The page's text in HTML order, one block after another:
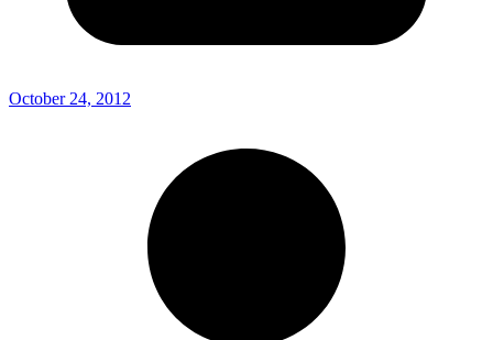
October 24, 2012